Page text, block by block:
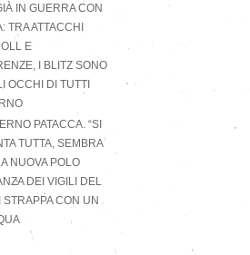
IN GUERRA CON
TRA ATTACCHI
E
I BLITZ SONO
OCCHI DI TUTTI
PATACCA. “SI
TUTTA, SEMBRA
NUOVA POLO
DEI VIGILI DEL
STRAPPA CON UN